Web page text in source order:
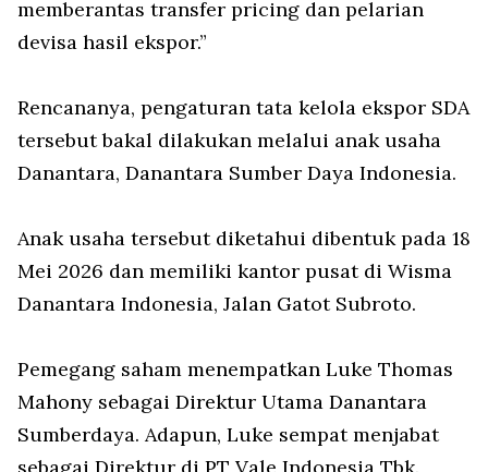
memberantas transfer pricing dan pelarian
devisa hasil ekspor.”
Rencananya, pengaturan tata kelola ekspor SDA
tersebut bakal dilakukan melalui anak usaha
Danantara, Danantara Sumber Daya Indonesia.
Anak usaha tersebut diketahui dibentuk pada 18
Mei 2026 dan memiliki kantor pusat di Wisma
Danantara Indonesia, Jalan Gatot Subroto.
Pemegang saham menempatkan Luke Thomas
Mahony sebagai Direktur Utama Danantara
Sumberdaya. Adapun, Luke sempat menjabat
sebagai Direktur di PT Vale Indonesia Tbk.